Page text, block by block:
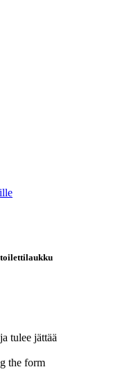
tulee jättää
the form